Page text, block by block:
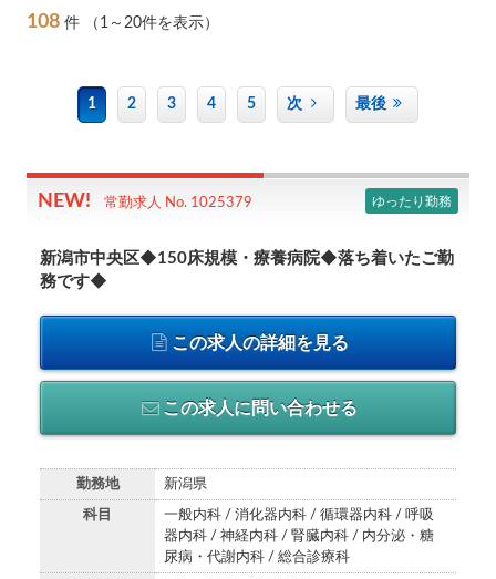
108 件 （1～20件を表示）
1 2 3 4 5 次 最後
常勤求人 No. 1025379 ゆったり勤務
新潟市中央区◆150床規模・療養病院◆落ち着いたご勤
務です◆
この求人の詳細を見る
この求人に問い合わせる
勤務地 新潟県
科目
一般内科 / 消化器内科 / 循環器内科 / 呼吸
器内科 / 神経内科 / 腎臓内科 / 内分泌・糖
尿病・代謝内科 / 総合診療科